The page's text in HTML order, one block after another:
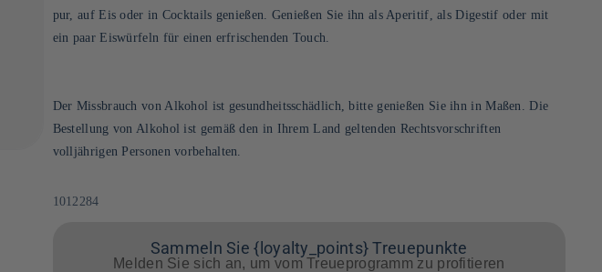
pur, auf Eis oder in Cocktails genießen. Genießen Sie ihn als Aperitif, als Digestif oder mit
ein paar Eiswürfeln für einen erfrischenden Touch.
Der Missbrauch von Alkohol ist gesundheitsschädlich, bitte genießen Sie ihn in Maßen. Die
Bestellung von Alkohol ist gemäß den in Ihrem Land geltenden Rechtsvorschriften
volljährigen Personen vorbehalten.
SKU:
1012284
Sammeln Sie {loyalty_points} Treuepunkte
Melden Sie sich an, um vom Treueprogramm zu profitieren